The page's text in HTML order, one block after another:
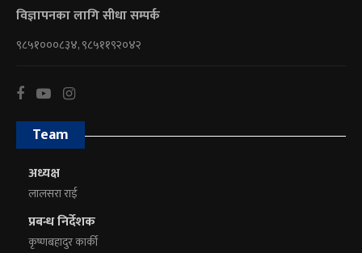
विज्ञापनका लागि सीधा सम्पर्क
९८५१०००८३४, ९८५११९२०४२
Team
अध्यक्ष
लालसरा राई
प्रबन्ध निर्देशक
कृष्णबहादुर कार्की